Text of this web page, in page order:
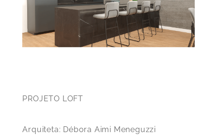
PROJETO LOFT
Arquiteta: Débora Aimi Meneguzzi